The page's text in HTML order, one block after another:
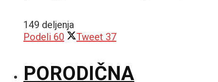
149 deljenja
Podeli 60 Tweet 37
PORODIČNA